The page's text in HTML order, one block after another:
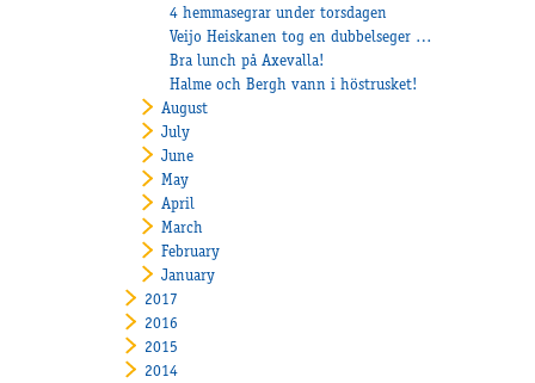
4 hemmasegrar under torsdagen
Veijo Heiskanen tog en dubbelseger på Solvalla
Bra lunch på Axevalla!
Halme och Bergh vann i höstrusket!
August
July
June
May
April
March
February
January
2017
2016
2015
2014